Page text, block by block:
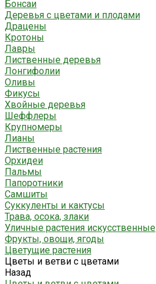
Бонсаи
Деревья с цветами и плодами
Драцены
Кротоны
Лавры
Лиственные деревья
Лонгифолии
Оливы
Фикусы
Хвойные деревья
Шеффлеры
Крупномеры
Лианы
Лиственные растения
Орхидеи
Пальмы
Папоротники
Самшиты
Суккуленты и кактусы
Трава, осока, злаки
Уличные растения искусственные
Фрукты, овощи, ягоды
Цветущие растения
Цветы и ветви с цветами
Назад